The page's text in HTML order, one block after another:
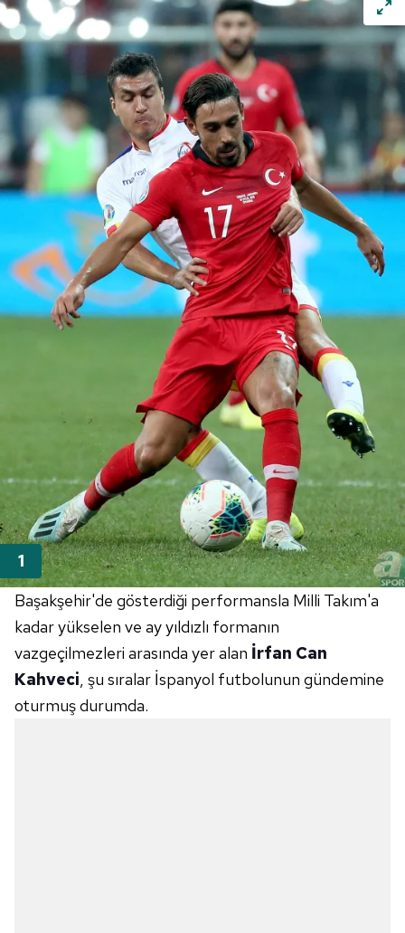
Başakşehir'de gösterdiği performansla Milli Takım'a
kadar yükselen ve ay yıldızlı formanın
vazgeçilmezleri arasında yer alan İrfan Can
Kahveci, şu sıralar İspanyol futbolunun gündemine
oturmuş durumda.